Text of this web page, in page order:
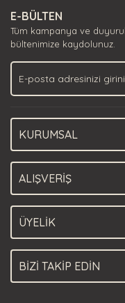
Ürün
Ürün bilgilerinde
Ürün fiyatı diğer
Bu ürüne benzer
E-BÜLTEN
Tüm kampanya ve
bültenimize kaydolunuz.
KURUMSAL
ALIŞVERİŞ
ÜYELİK
BİZİ TAKİP EDİN